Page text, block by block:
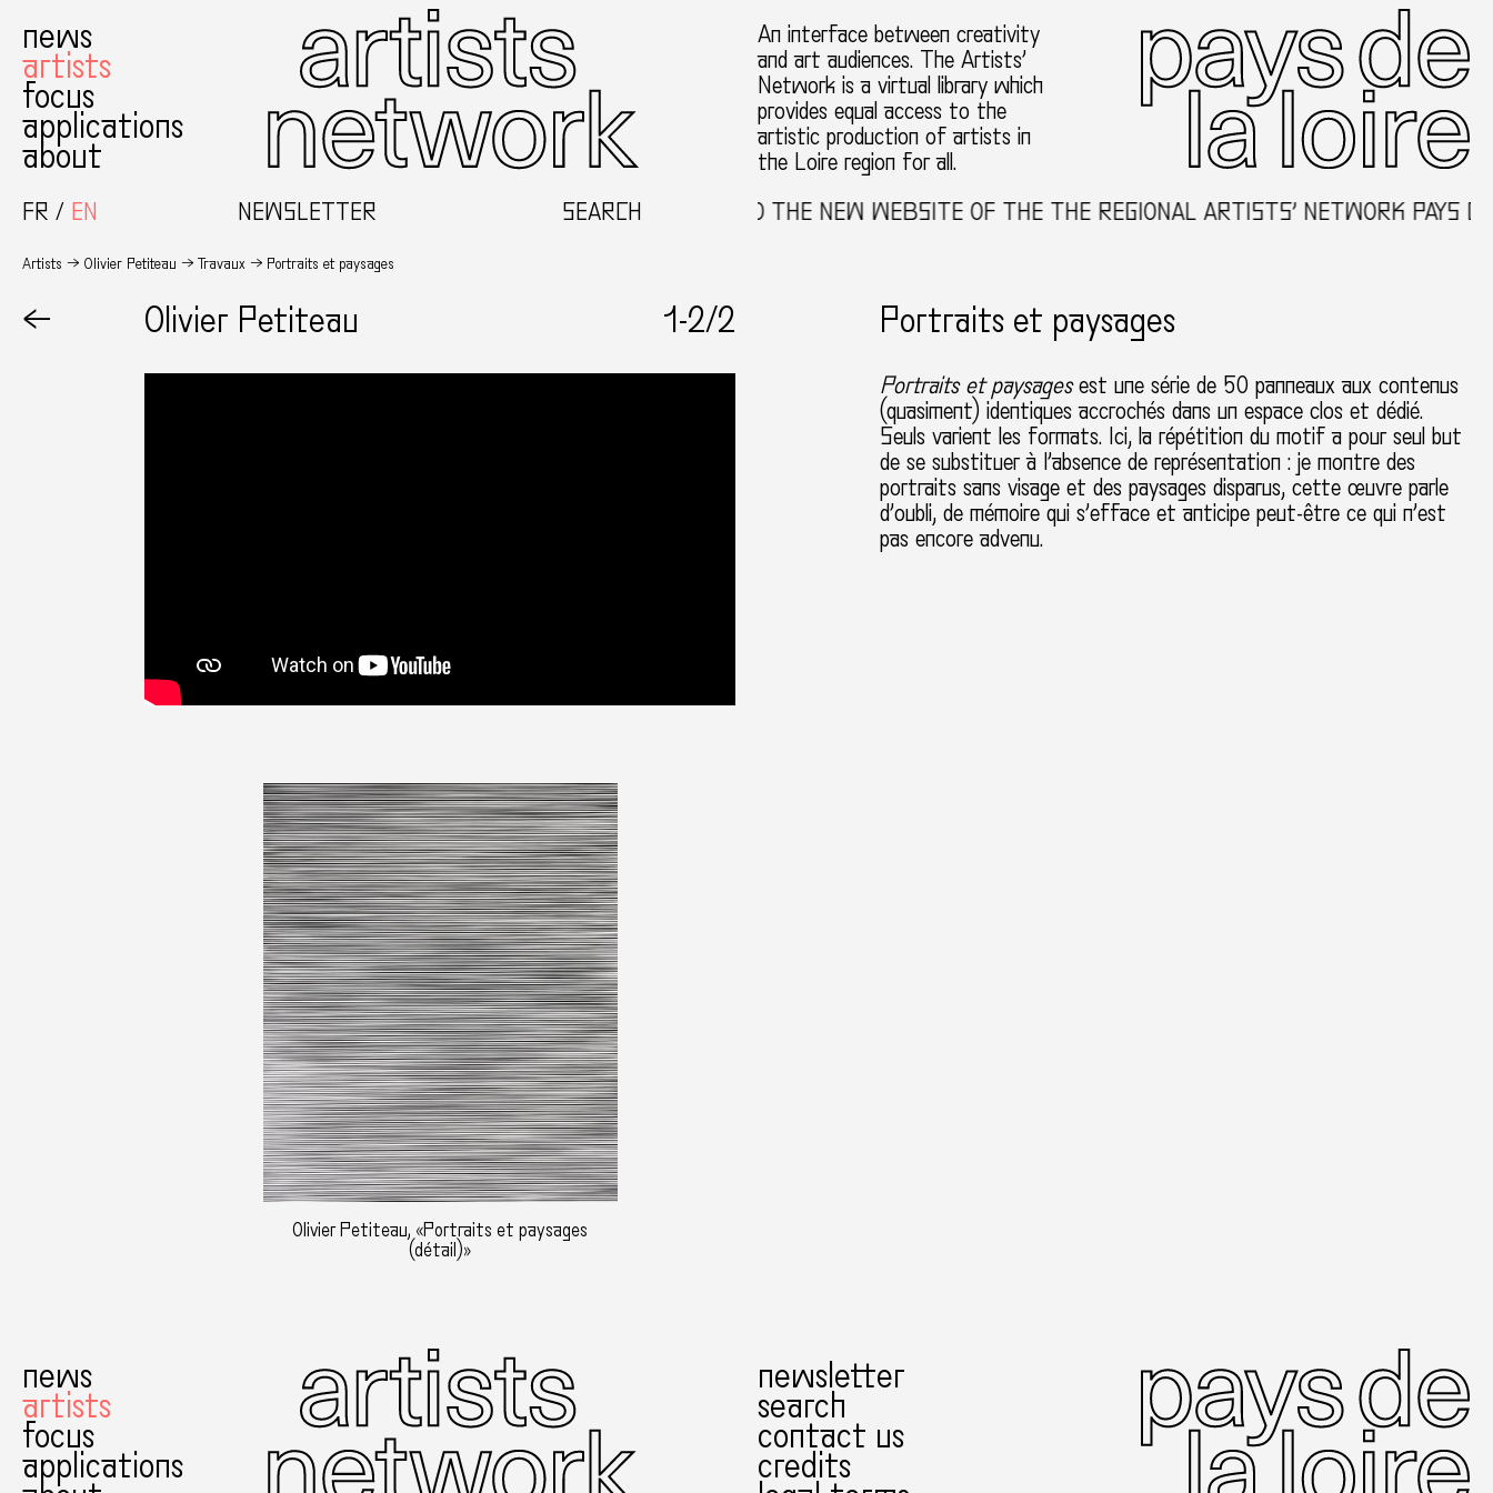
news
artists
focus
applications
about
An interface between creativity
and art audiences. The Artists’
Network is a virtual library which
provides equal access to the
artistic production of artists in
the Loire region for all.
FR
EN NEWSLETTER SEARCHWELCOME TO THE NEW WEBSITE OF THE THE REGIONAL ARTISTS’ NETWORK PAYS
Artists Olivier Petiteau Travaux Portraits et paysages
← Olivier Petiteau 1-2/2
Olivier Petiteau, «Portraits et paysages
(détail)»
Portraits et paysages
Portraits et paysagesest une série de 50 panneaux aux contenus
(quasiment) identiques accrochés dans un espace clos et dédié.
Seuls varient les formats. Ici, la répétition du motif a pour seul but
de se substituer à l’absence de représentation : je montre des
portraits sans visage et des paysages disparus, cette œuvre parle
d’oubli, de mémoire qui s’efface et anticipe peut-être ce qui n’est
pas encore advenu.
news
artists
focus
applications
newsletter
search
contact us
credits